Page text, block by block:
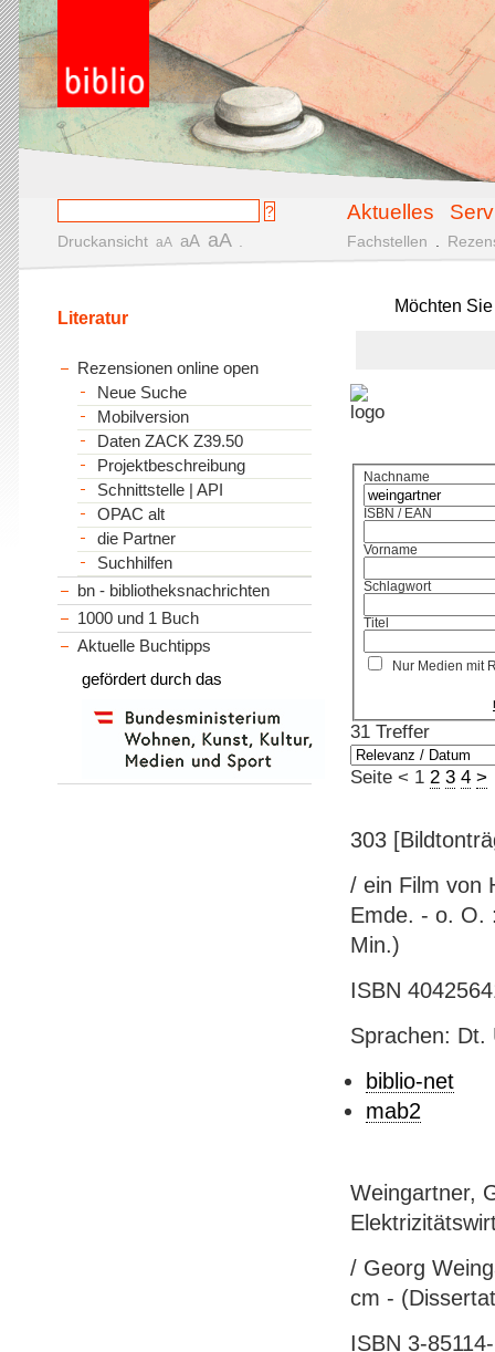
Aktuelles
Druckansicht aA aA aA Fachstellen
Möchten
Nachname
ISBN / EAN
Vorname
Schlagwort
Titel
Nur Medien mit
31 Treffer
Seite < 1 2 3 4 >
303
/ ein Film von
Emde. - o. O.
Min.)
ISBN
Sprachen: Dt.
biblio-net
mab2
Weingartner,
/ Georg
cm -
ISBN 3-
Literatur
Rezensionen online open
Neue Suche
Mobilversion
Daten ZACK Z39.50
Projektbeschreibung
Schnittstelle | API
OPAC alt
die Partner
Suchhilfen
bn - bibliotheksnachrichten
1000 und 1 Buch
Aktuelle Buchtipps
gefördert durch das